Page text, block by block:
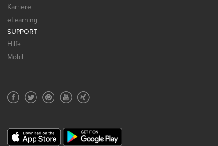
Karriere
eLearning
SUPPORT
Hilfe
Mobil